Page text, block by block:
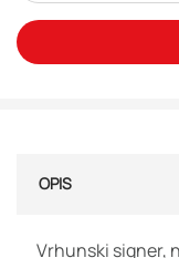
OPIS
Vrhunski signer,